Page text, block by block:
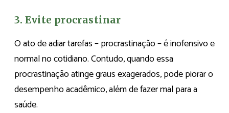
3. Evite procrastinar
O ato de adiar tarefas – procrastinação – é inofensivo e
normal no cotidiano. Contudo, quando essa
procrastinação atinge graus exagerados, pode piorar o
desempenho acadêmico, além de fazer mal para a
saúde.